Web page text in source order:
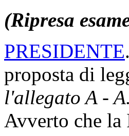
(Ripresa
PRESIDENTE
proposta di
l'allegato A -
Avverto che la